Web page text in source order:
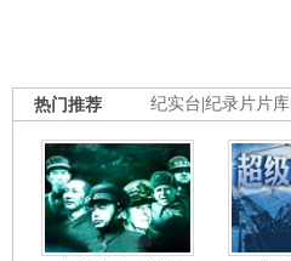
纪实台 纪录片片库
热门推荐